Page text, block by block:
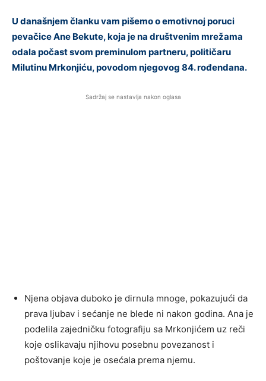
U današnjem članku vam pišemo o emotivnoj poruci
pevačice Ane Bekute, koja je na društvenim mrežama
odala počast svom preminulom partneru, političaru
Milutinu Mrkonjiću, povodom njegovog 84. rođendana.
Sadržaj se nastavlja nakon oglasa
Njena objava duboko je dirnula mnoge, pokazujući da
prava ljubav i sećanje ne blede ni nakon godina. Ana je
podelila zajedničku fotografiju sa Mrkonjićem uz reči
koje oslikavaju njihovu posebnu povezanost i
poštovanje koje je osećala prema njemu.